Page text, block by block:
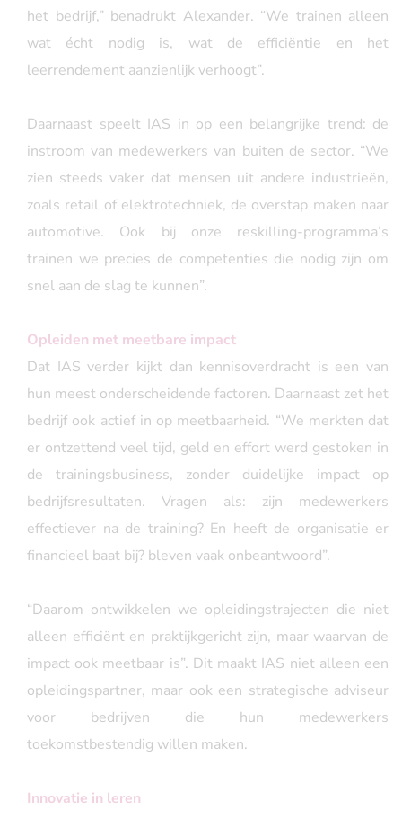
het bedrijf,” benadrukt Alexander. “We trainen alleen
wat écht nodig is, wat de efficiëntie en het
leerrendement aanzienlijk verhoogt”.
Daarnaast speelt IAS in op een belangrijke trend: de
instroom van medewerkers van buiten de sector. “We
zien steeds vaker dat mensen uit andere industrieën,
zoals retail of elektrotechniek, de overstap maken naar
automotive. Ook bij onze reskilling-programma’s
trainen we precies de competenties die nodig zijn om
snel aan de slag te kunnen”.
Opleiden met meetbare impact
Dat IAS verder kijkt dan kennisoverdracht is een van
hun meest onderscheidende factoren. Daarnaast zet het
bedrijf ook actief in op meetbaarheid. “We merkten dat
er ontzettend veel tijd, geld en effort werd gestoken in
de trainingsbusiness, zonder duidelijke impact op
bedrijfsresultaten. Vragen als: zijn medewerkers
effectiever na de training? En heeft de organisatie er
financieel baat bij? bleven vaak onbeantwoord”.
“Daarom ontwikkelen we opleidingstrajecten die niet
alleen efficiënt en praktijkgericht zijn, maar waarvan de
impact ook meetbaar is”. Dit maakt IAS niet alleen een
opleidingspartner, maar ook een strategische adviseur
voor bedrijven die hun medewerkers
toekomstbestendig willen maken.
Innovatie in leren